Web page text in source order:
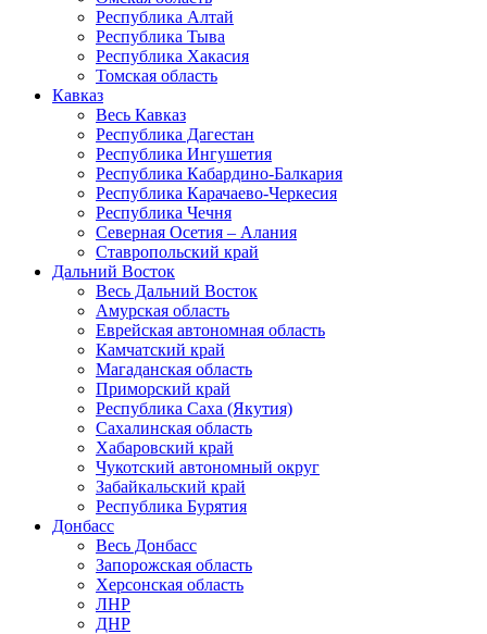
Республика Алтай
Республика Тыва
Республика Хакасия
Томская область
Кавказ
Весь Кавказ
Республика Дагестан
Республика Ингушетия
Республика Кабардино-Балкария
Республика Карачаево-Черкесия
Республика Чечня
Северная Осетия – Алания
Ставропольский край
Дальний Восток
Весь Дальний Восток
Амурская область
Еврейская автономная область
Камчатский край
Магаданская область
Приморский край
Республика Саха (Якутия)
Сахалинская область
Хабаровский край
Чукотский автономный округ
Забайкальский край
Республика Бурятия
Донбасс
Весь Донбасс
Запорожская область
Херсонская область
ЛНР
ДНР